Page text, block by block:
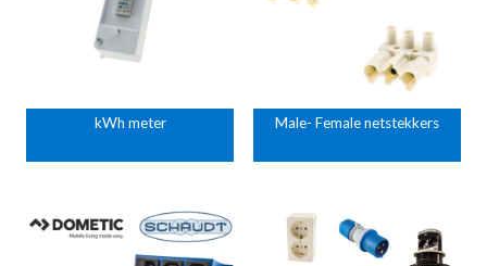
kWh meter Male- Female netstekkers